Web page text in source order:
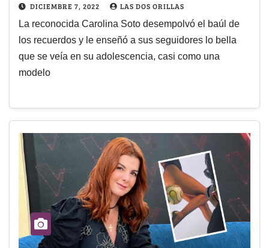
DICIEMBRE 7, 2022 LAS DOS ORILLAS
La reconocida Carolina Soto desempolvó el baúl de
los recuerdos y le enseñó a sus seguidores lo bella
que se veía en su adolescencia, casi como una
modelo